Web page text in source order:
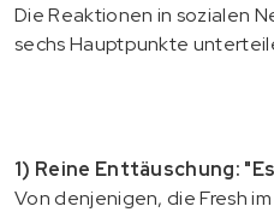
Die Reaktionen in sozialen
sechs Hauptpunkte
1) Reine Enttäuschung:
Von denjenigen, die Fresh